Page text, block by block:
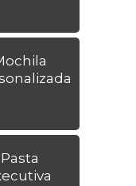
Pasta